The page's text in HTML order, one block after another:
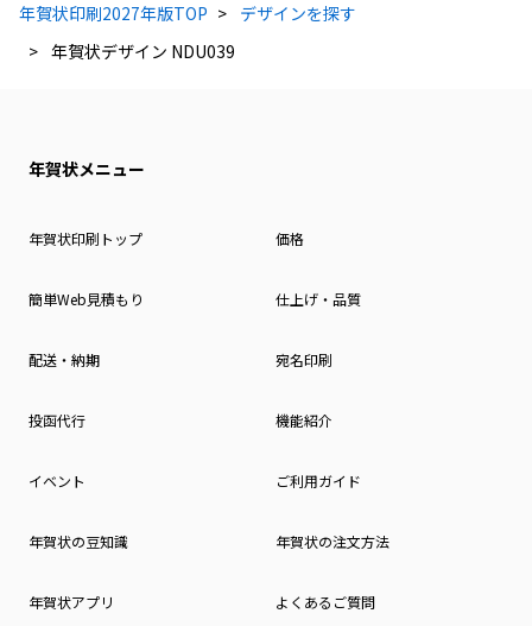
年賀状印刷2027年版TOP
デザインを探す
年賀状デザイン NDU039
年賀状メニュー
年賀状印刷トップ 価格
簡単Web見積もり 仕上げ・品質
配送・納期 宛名印刷
投函代行 機能紹介
イベント ご利用ガイド
年賀状の豆知識 年賀状の注文方法
年賀状アプリ よくあるご質問